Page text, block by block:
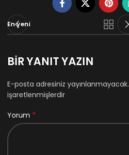
En yeni
BIR YANIT YAZIN
E-posta adresiniz yayınlanmayacak.
işaretlenmişlerdir
Yorum *